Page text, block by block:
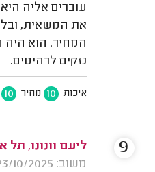
עוברים אליה
את המשאית,
המחיר. הוא היה
נזקים לרהיטים.
איכות 10 מחיר 10
ליעם וונונו, תל
משוב: 23/10/2025
9